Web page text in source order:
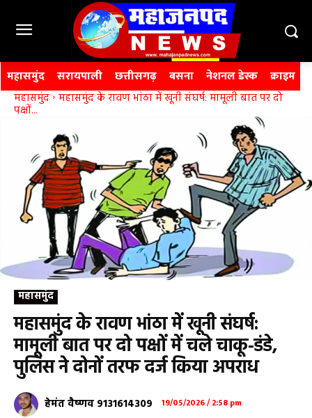
महासमुंद सरायपाली छत्तीसगढ़ बसना नेशनल डेस्क क्राइम
महासमुंद महासमुंद के रावण भांठा में खूनी संघर्ष: मामूली बात पर दो
पक्षों...
महासमुंद
महासमुंद के रावण भांठा में खूनी संघर्ष:
मामूली बात पर दो पक्षों में चले चाकू-डंडे,
पुलिस ने दोनों तरफ दर्ज किया अपराध
हेमंत वैष्णव 9131614309 19/05/2026 / 2:58 pm